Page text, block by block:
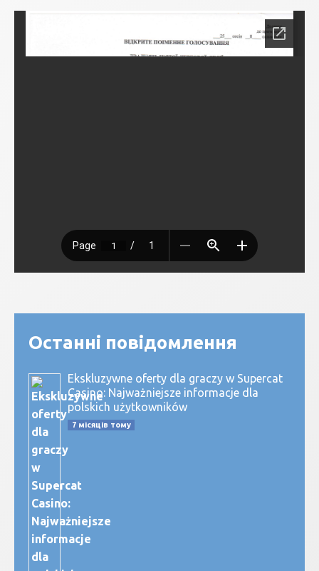
Останні повідомлення
Ekskluzywne oferty dla graczy w Supercat
Casino: Najważniejsze informacje dla
polskich użytkowników
7 місяців тому